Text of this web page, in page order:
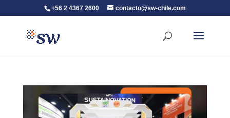
+56 2 4367 2600 contacto@sw-chile.com